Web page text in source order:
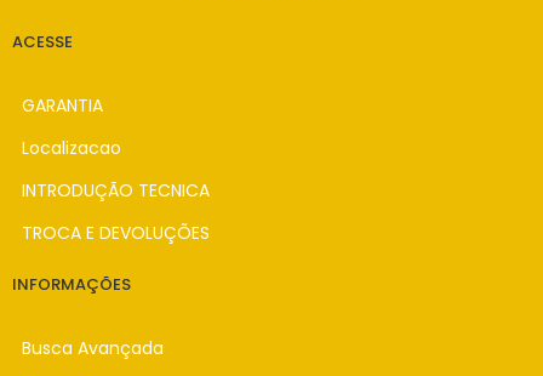
ACESSE
GARANTIA
Localizacao
INTRODUÇÃO TECNICA
TROCA E DEVOLUÇÕES
INFORMAÇÕES
Busca Avançada